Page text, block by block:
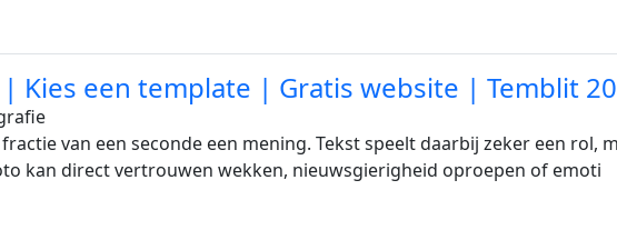
Kies een template | Gratis website | Temblit
van een seconde een mening. Tekst speelt daarbij zeker een rol,
kan direct vertrouwen wekken, nieuwsgierigheid oproepen of emoti